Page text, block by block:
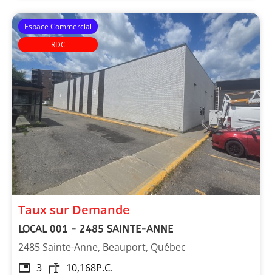
Espace Commercial
RDC
Taux sur Demande
LOCAL 001 - 2485 SAINTE-ANNE
2485 Sainte-Anne, Beauport, Québec
3
10,168P.C.